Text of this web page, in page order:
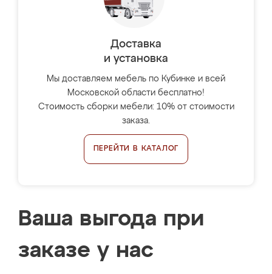
Доставка
и установка
Мы доставляем мебель по Кубинке и всей
Московской области бесплатно!
Стоимость сборки мебели: 10% от стоимости
заказа.
ПЕРЕЙТИ В КАТАЛОГ
Ваша выгода при
заказе у нас